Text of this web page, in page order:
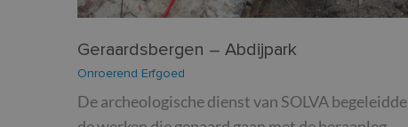
Geraardsbergen – Abdijpark
Onroerend Erfgoed
De archeologische dienst van SOLVA begeleidde